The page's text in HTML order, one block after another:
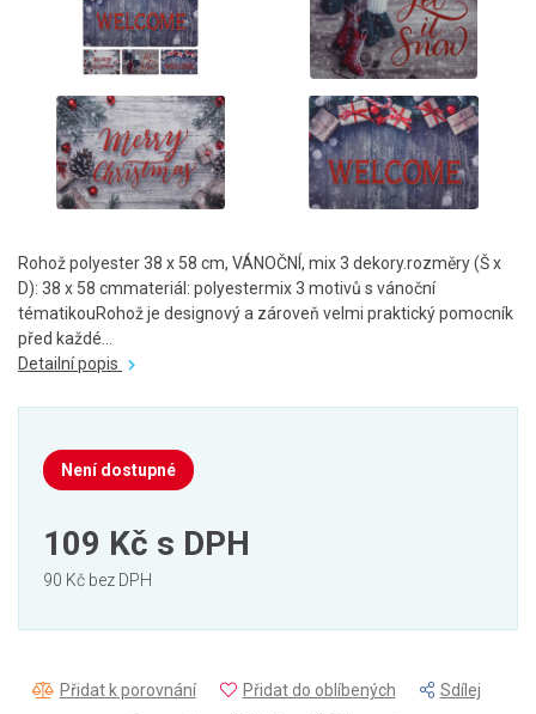
Rohož polyester 38 x 58 cm, VÁNOČNÍ, mix 3 dekory.rozměry (Š x
D): 38 x 58 cmmateriál: polyestermix 3 motivů s vánoční
tématikouRohož je designový a zároveň velmi praktický pomocník
před každé...
Detailní popis
Není dostupné
109 Kč s DPH
90 Kč bez DPH
Přidat k porovnání Přidat do oblíbených
Sdílej